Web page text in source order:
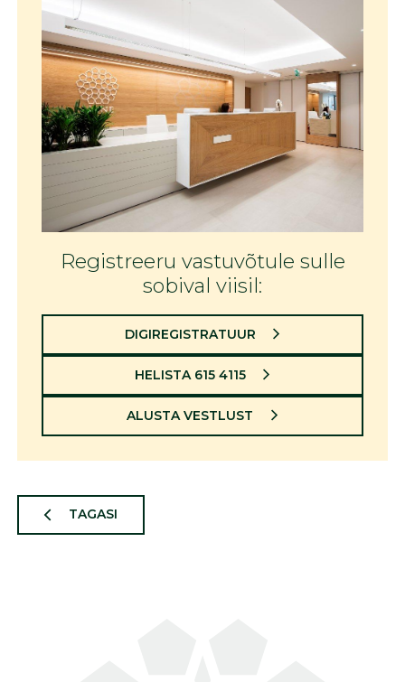
Registreeru vastuvõtule sulle
sobival viisil:
DIGIREGISTRATUUR
HELISTA 615 4115
ALUSTA VESTLUST
TAGASI